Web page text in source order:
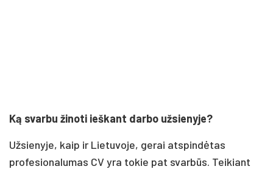
Ką svarbu žinoti ieškant darbo užsienyje?
Užsienyje, kaip ir Lietuvoje, gerai atspindėtas
profesionalumas CV yra tokie pat svarbūs. Teikiant